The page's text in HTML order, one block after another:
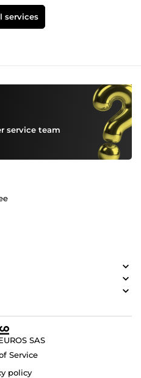
services
service team
SAS
Service
policy